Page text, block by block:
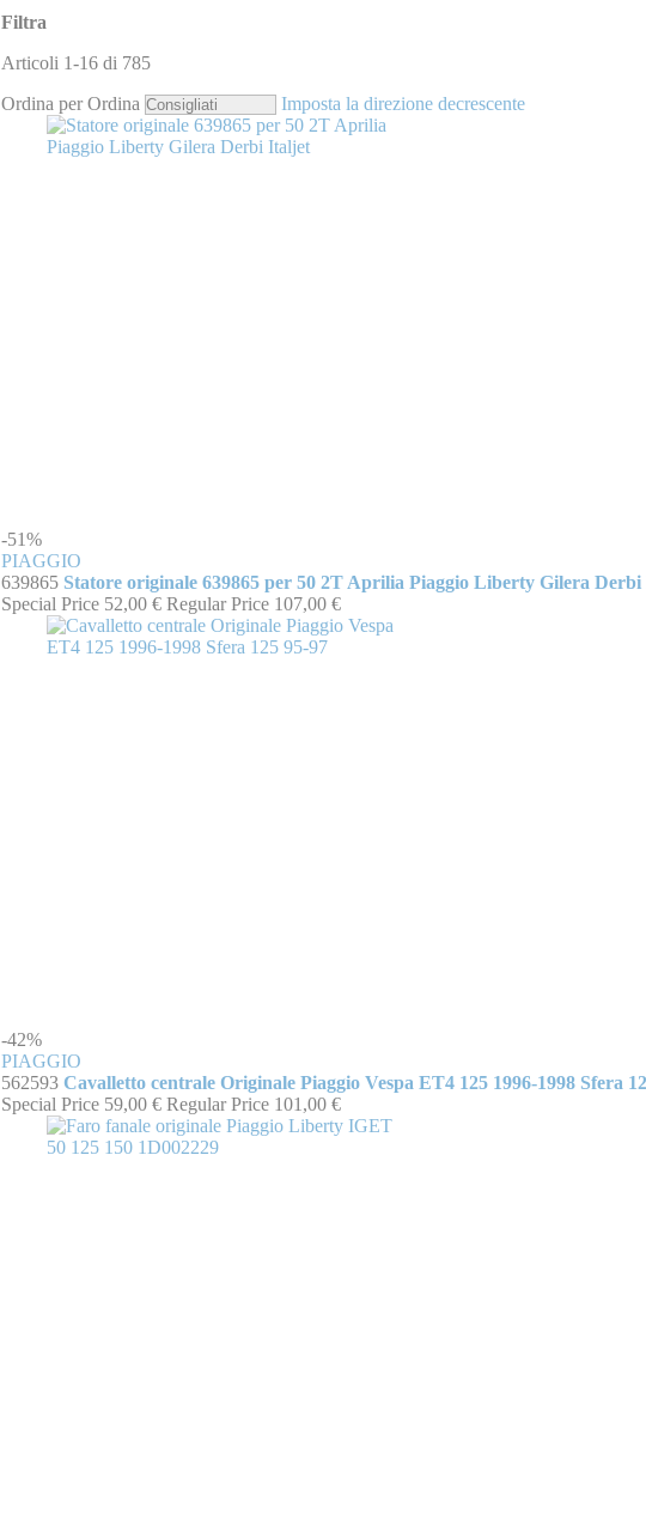
Filtra
Articoli 1-16 di 785
Ordina per Ordina Imposta la direzione decrescente
-51%
PIAGGIO
639865 Statore originale 639865 per 50 2T Aprilia Piaggio Liberty Gilera
Special Price 52,00 € Regular Price 107,00 €
-42%
PIAGGIO
562593Cavalletto centrale Originale Piaggio Vespa ET4 125 1996-1998 Sfera
Special Price 59,00 € Regular Price 101,00 €